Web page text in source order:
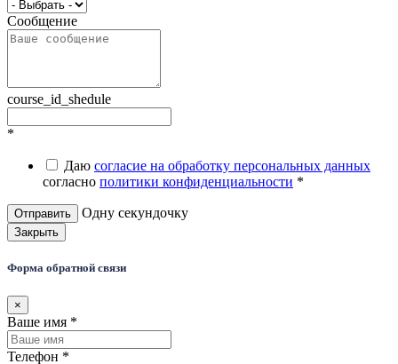
Сообщение
course_id_shedule
*
Даю согласие на обработку персональных данных
согласно политики конфиденциальности *
Одну секундочку
Закрыть
Форма обратной связи
×
Ваше имя *
Телефон *